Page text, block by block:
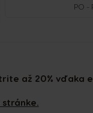
PO -
až 20%